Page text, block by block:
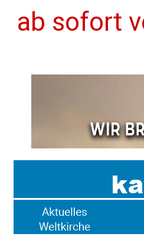
ab sofort